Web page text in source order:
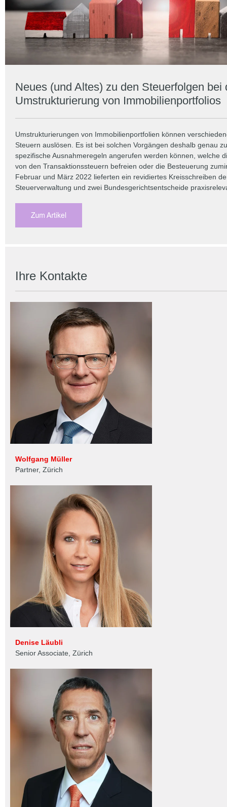
Neues (und Altes) zu den Steuerfolgen bei
Umstrukturierung von Immobilienportfolios
Umstrukturierungen von Immobilienportfolien können
Steuern auslösen. Es ist bei solchen Vorgängen deshalb genau
spezifische Ausnahmeregeln angerufen werden können, welche
von den Transaktionssteuern befreien oder die Besteuerung
Februar und März 2022 lieferten ein revidiertes Kreisschreiben
Steuerverwaltung und zwei Bundesgerichtsentscheide
Ihre Kontakte
Wolfgang Müller
Partner, Zürich
Denise Läubli
Senior Associate, Zürich